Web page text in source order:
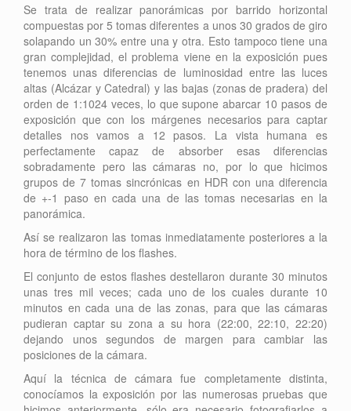
Se trata de realizar panorámicas por barrido horizontal
compuestas por 5 tomas diferentes a unos 30 grados de giro
solapando un 30% entre una y otra. Esto tampoco tiene una
gran complejidad, el problema viene en la exposición pues
tenemos unas diferencias de luminosidad entre las luces
altas (Alcázar y Catedral) y las bajas (zonas de pradera) del
orden de 1:1024 veces, lo que supone abarcar 10 pasos de
exposición que con los márgenes necesarios para captar
detalles nos vamos a 12 pasos. La vista humana es
perfectamente capaz de absorber esas diferencias
sobradamente pero las cámaras no, por lo que hicimos
grupos de 7 tomas sincrónicas en HDR con una diferencia
de +-1 paso en cada una de las tomas necesarias en la
panorámica.
Así se realizaron las tomas inmediatamente posteriores a la
hora de término de los flashes.
El conjunto de estos flashes destellaron durante 30 minutos
unas tres mil veces; cada uno de los cuales durante 10
minutos en cada una de las zonas, para que las cámaras
pudieran captar su zona a su hora (22:00, 22:10, 22:20)
dejando unos segundos de margen para cambiar las
posiciones de la cámara.
Aquí la técnica de cámara fue completamente distinta,
conocíamos la exposición por las numerosas pruebas que